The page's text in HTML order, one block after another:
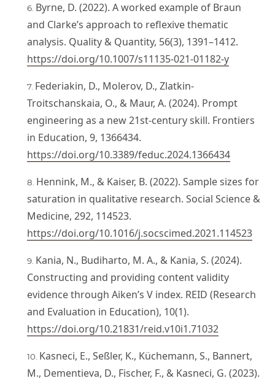
Byrne, D. (2022). A worked example of Braun
and Clarke’s approach to reflexive thematic
analysis. Quality & Quantity, 56(3), 1391–1412.
https://doi.org/10.1007/s11135-021-01182-y
Federiakin, D., Molerov, D., Zlatkin-
Troitschanskaia, O., & Maur, A. (2024). Prompt
engineering as a new 21st-century skill. Frontiers
in Education, 9, 1366434.
https://doi.org/10.3389/feduc.2024.1366434
Hennink, M., & Kaiser, B. (2022). Sample sizes for
saturation in qualitative research. Social Science &
Medicine, 292, 114523.
https://doi.org/10.1016/j.socscimed.2021.114523
Kania, N., Budiharto, M. A., & Kania, S. (2024).
Constructing and providing content validity
evidence through Aiken’s V index. REID (Research
and Evaluation in Education), 10(1).
https://doi.org/10.21831/reid.v10i1.71032
Kasneci, E., Seßler, K., Küchemann, S., Bannert,
M., Dementieva, D., Fischer, F., & Kasneci, G. (2023).